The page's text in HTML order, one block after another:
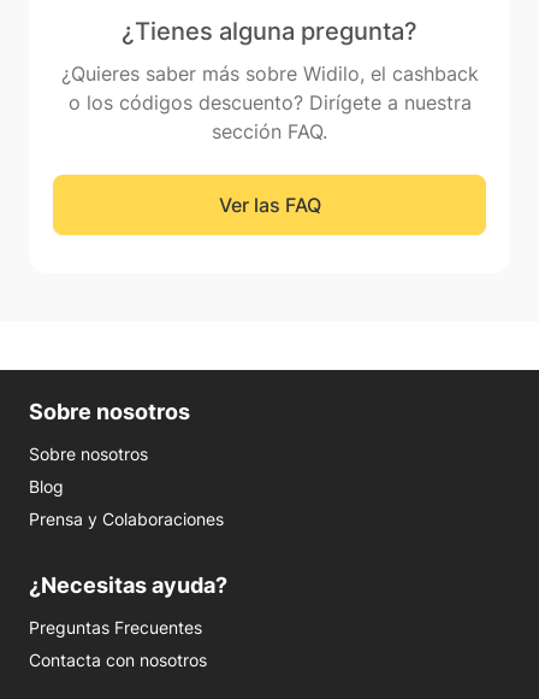
¿Tienes alguna pregunta?
¿Quieres saber más sobre Widilo, el cashback
o los códigos descuento? Dirígete a nuestra
sección FAQ.
Ver las FAQ
Sobre nosotros
Sobre nosotros
Blog
Prensa y Colaboraciones
¿Necesitas ayuda?
Preguntas Frecuentes
Contacta con nosotros